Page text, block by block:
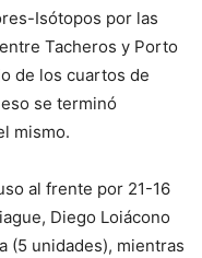
Isótopos por las
Tacheros y Porto
de los cuartos de
se terminó
mismo.
al frente por 21-16
Diego Loiácono
(5 unidades), mientras